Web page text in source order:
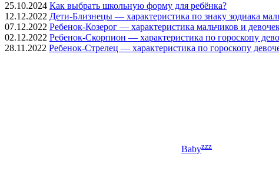
25.10.2024 Как выбрать школьную форму для ребёнка?
12.12.2022 Дети-Близнецы — характеристика по знаку зодиака
07.12.2022 Ребенок-Козерог — характеристика мальчиков и
02.12.2022 Ребенок-Скорпион — характеристика по гороскопу
28.11.2022 Ребенок-Стрелец — характеристика по гороскопу
Babyzzz